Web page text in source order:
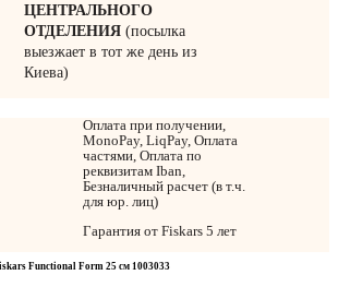
ЦЕНТРАЛЬНОГО
ОТДЕЛЕНИЯ (посылка
выезжает в тот же день из
Киева)
Оплата при получении,
MonoPay, LiqPay, Оплата
частями, Оплата по
реквизитам Iban,
Безналичный расчет (в т.ч.
для юр. лиц)
Гарантия от Fiskars 5 лет
Functional Form 25 см 1003033